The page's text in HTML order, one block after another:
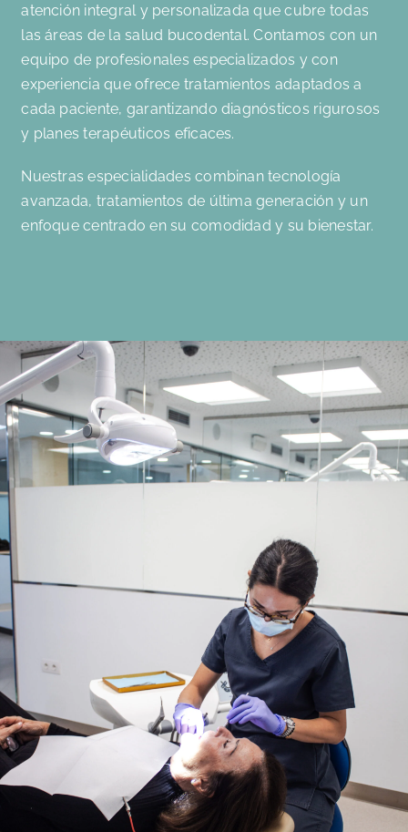
atención integral y personalizada que cubre todas
las áreas de la salud bucodental. Contamos con un
equipo de profesionales especializados y con
experiencia que ofrece tratamientos adaptados a
cada paciente, garantizando diagnósticos rigurosos
y planes terapéuticos eficaces.
Nuestras especialidades combinan tecnología
avanzada, tratamientos de última generación y un
enfoque centrado en su comodidad y su bienestar.